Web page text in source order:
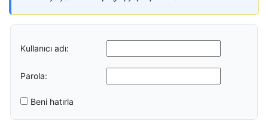
Kullanıcı adı:
Parola:
Beni hatırla